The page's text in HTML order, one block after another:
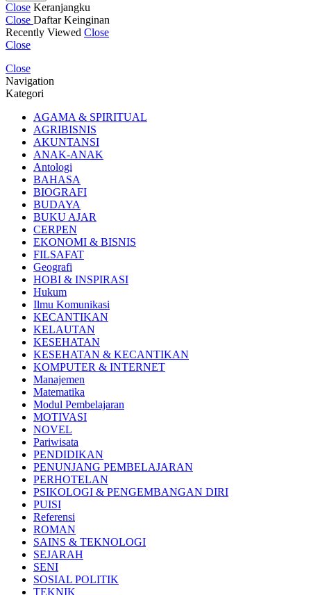
Close Keranjangku
Close Daftar Keinginan
Recently Viewed Close
Close
Close
Navigation
Kategori
AGAMA & SPIRITUAL
AGRIBISNIS
AKUNTANSI
ANAK-ANAK
Antologi
BAHASA
BIOGRAFI
BUDAYA
BUKU AJAR
CERPEN
EKONOMI & BISNIS
FILSAFAT
Geografi
HOBI & INSPIRASI
Hukum
Ilmu Komunikasi
KECANTIKAN
KELAUTAN
KESEHATAN
KESEHATAN & KECANTIKAN
KOMPUTER & INTERNET
Manajemen
Matematika
Modul Pembelajaran
MOTIVASI
NOVEL
Pariwisata
PENDIDIKAN
PENUNJANG PEMBELAJARAN
PERHOTELAN
PSIKOLOGI & PENGEMBANGAN DIRI
PUISI
Referensi
ROMAN
SAINS & TEKNOLOGI
SEJARAH
SENI
SOSIAL POLITIK
TEKNIK